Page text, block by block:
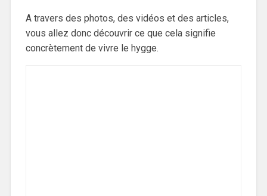
A travers des photos, des vidéos et des articles,
vous allez donc découvrir ce que cela signifie
concrètement de vivre le hygge.